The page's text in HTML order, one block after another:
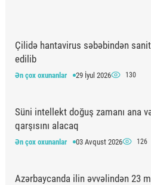
Çilidə hantavirus səbəbindən
edilib
Ən çox oxunanlar 29 İyul 2026 130
Süni intellekt doğuş zamanı ana
qarşısını alacaq
Ən çox oxunanlar 03 Avqust 2026 126
Azərbaycanda ilin əvvəlindən 23